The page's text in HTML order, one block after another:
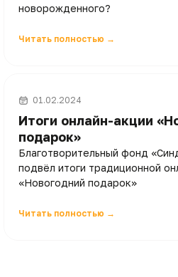
новорожденного?
Читать полностью →
01.02.2024
Итоги онлайн-акции
подарок»
Благотворительный фонд
подвёл итоги традиционной
«Новогодний подарок»
Читать полностью →